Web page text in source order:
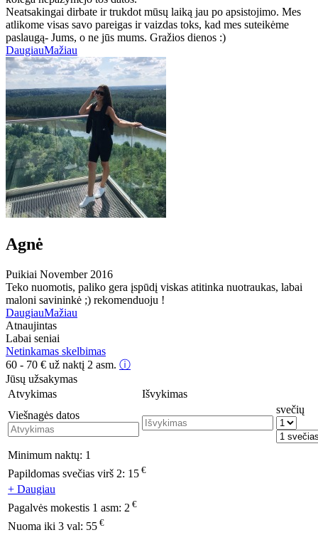
Neatsakingai dirbate ir trukdot mūsų laiką jau po apsistojimo. Mes
atlikome visas savo pareigas ir vaizdas toks, kad mes suteikėme
paslaugą- Jums, o ne jūs mums. Gražios dienos :)
DaugiauMažiau
Agnė
Puikiai November 2016
Teko nuomotis, paliko gera įspūdį viskas atitinka nuotraukas, labai
maloni savininkė ;) rekomenduoju !
DaugiauMažiau
Atnaujintas
Labai seniai
Netinkamas skelbimas
60 - 70 € už naktį 2 asm. ⓘ
Jūsų užsakymas
Atvykimas
Išvykimas
Viešnagės datos
svečių
Minimum naktų: 1
Papildomas svečias virš 2: 15 €
+ Daugiau
Pagalvės mokestis 1 asm: 2 €
Nuoma iki 3 val: 55 €